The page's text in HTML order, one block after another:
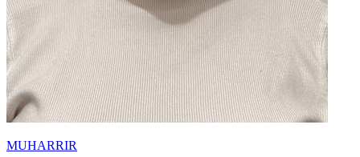
MUHARRIR